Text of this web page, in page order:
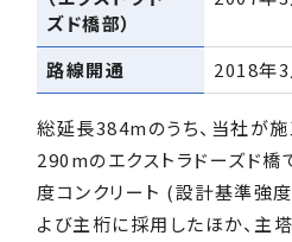
ズド橋部）
路線開通 2018年3
総延長384mのうち、当社が
290mのエクストラドーズド
度コンクリート (設計基準強
よび主桁に採用したほか、主